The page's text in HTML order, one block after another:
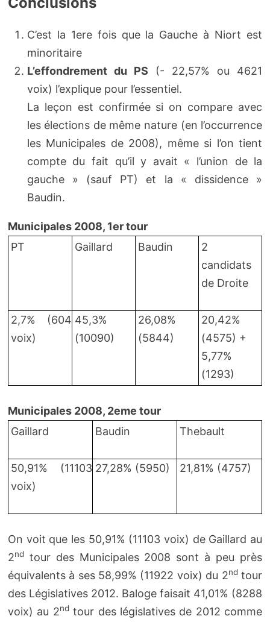
C’est la 1ere fois que la Gauche à Niort est
minoritaire
L’effondrement du PS
(- 22,57% ou 4621
voix) l’explique pour l’essentiel.
La leçon est confirmée si on compare avec
les élections de même nature (en l’occurrence
les Municipales de 2008), même si l’on tient
compte du fait qu’il y avait « l’union de la
gauche » (sauf PT) et la « dissidence »
Baudin.
Municipales 2008, 1er tour
PT
Gaillard Baudin
2
candidats
de Droite
2,7% (604
voix)
45,3%
(10090)
26,08%
(5844)
20,42%
(4575) +
5,77%
(1293)
Municipales 2008, 2eme tour
Gaillard
Baudin Thebault
50,91% (11103
voix)
27,28% (5950) 21,81% (4757)
On voit que les 50,91% (11103 voix) de Gaillard au
2ndtour des Municipales 2008 sont à peu près
équivalents à ses 58,99% (11922 voix) du 2ndtour
des Législatives 2012. Baloge faisait 41,01% (8288
voix) au 2ndtour des législatives de 2012 comme